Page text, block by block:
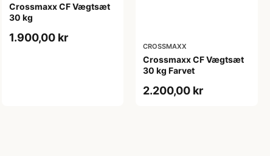
Crossmaxx CF Vægtsæt
30 kg
1.900,00 kr
CROSSMAXX
Crossmaxx CF Vægtsæt
30 kg Farvet
2.200,00 kr